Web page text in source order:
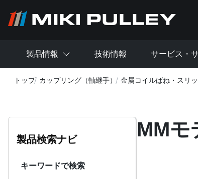
製品情報 技術情報 サービス・
トップ カップリング（軸継手） 金属コイルばね・スリ
製品検索ナビ
キーワードで検索
MMモ